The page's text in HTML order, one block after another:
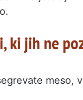
ki jih ne
meso,